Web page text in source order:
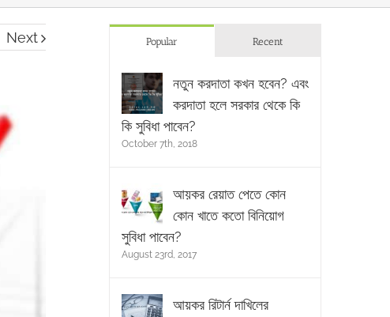
Next Popular Recent
নতুন করদাতা কখন হবেন? এবং
করদাতা হলে সরকার থেকে কি
কি সুবিধা পাবেন?
October 7th, 2018
আয়কর রেয়াত পেতে কোন
কোন খাতে কতো বিনিয়োগ
সুবিধা পাবেন?
August 23rd, 2017
আয়কর রিটার্ন দাখিলের